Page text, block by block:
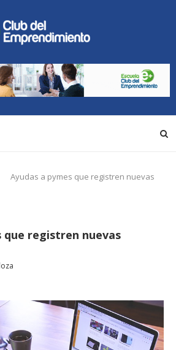
Ayudas a pymes que registren nuevas
que registren nuevas